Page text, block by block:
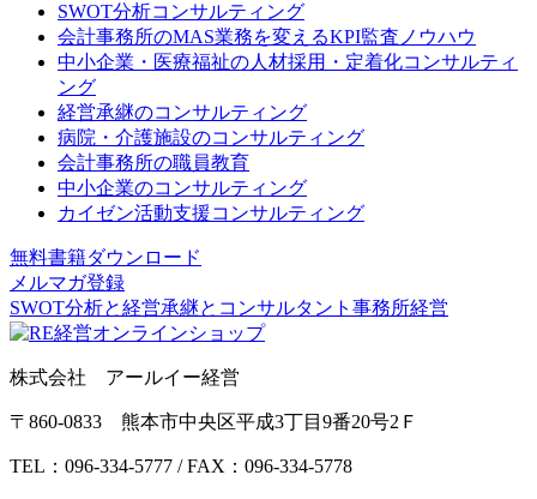
SWOT分析コンサルティング
会計事務所のMAS業務を変えるKPI監査ノウハウ
中小企業・医療福祉の人材採用・定着化コンサルティ
ング
経営承継のコンサルティング
病院・介護施設のコンサルティング
会計事務所の職員教育
中小企業のコンサルティング
カイゼン活動支援コンサルティング
無料書籍ダウンロード
メルマガ登録
SWOT分析と経営承継とコンサルタント事務所経営
株式会社 アールイー経営
〒860-0833 熊本市中央区平成3丁目9番20号2Ｆ
TEL：096-334-5777 / FAX：096-334-5778